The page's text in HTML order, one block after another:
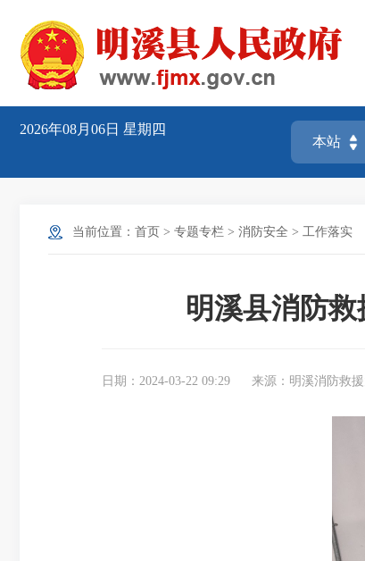
2026年08月06日 星期四
当前位置： 首页 > 专题专栏 > 消防安全 > 工作落实
明溪县消防
日期：2024-03-22 09:29 来源：明溪消防救